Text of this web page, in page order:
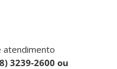
atendimento
3239-2600 ou